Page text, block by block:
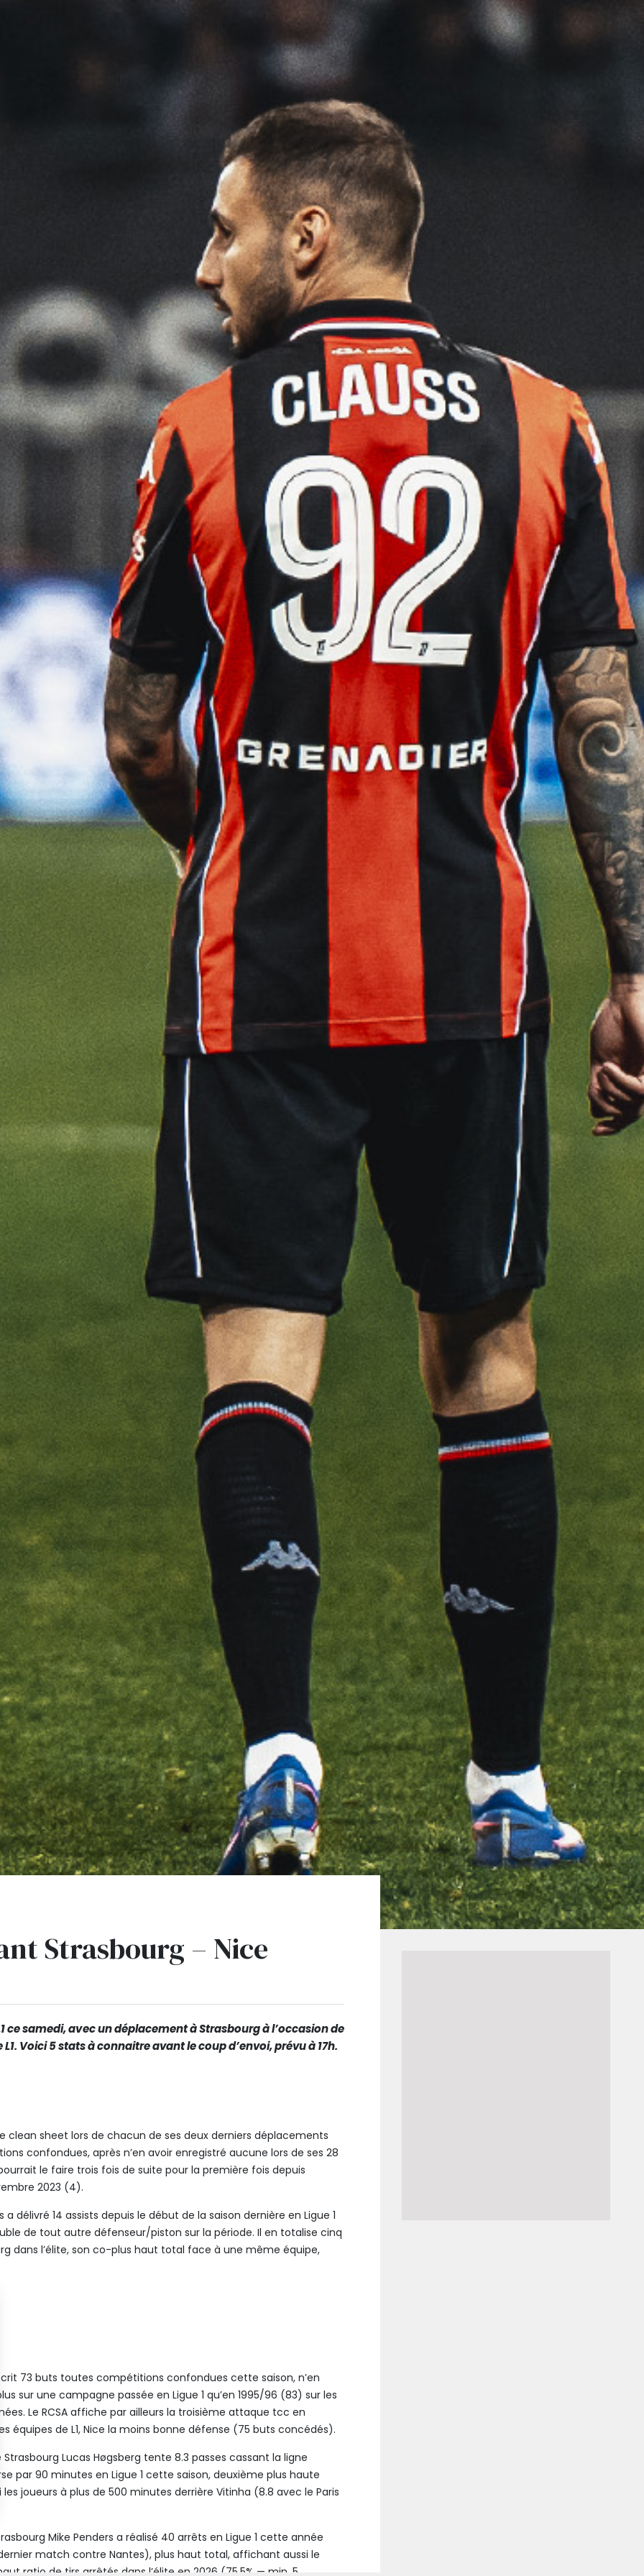
Strasbourg – Nice
ce samedi, avec un déplacement à Strasbourg à l’occasion de
Voici 5 stats à connaitre avant le coup d’envoi, prévu à 17h.
clean sheet lors de chacun de ses deux derniers déplacements
confondues, après n’en avoir enregistré aucune lors de ses 28
le faire trois fois de suite pour la première fois depuis
2023 (4).
a délivré 14 assists depuis le début de la saison dernière en Ligue 1
de tout autre défenseur/piston sur la période. Il en totalise cinq
dans l’élite, son co-plus haut total face à une même équipe,
73 buts toutes compétitions confondues cette saison, n’en
sur une campagne passée en Ligue 1 qu’en 1995/96 (83) sur les
Le RCSA affiche par ailleurs la troisième attaque tcc en
équipes de L1, Nice la moins bonne défense (75 buts concédés).
Lucas Høgsberg tente 8.3 passes cassant la ligne
par 90 minutes en Ligue 1 cette saison, deuxième plus haute
joueurs à plus de 500 minutes derrière Vitinha (8.8 avec le Paris
Mike Penders a réalisé 40 arrêts en Ligue 1 cette année
match contre Nantes), plus haut total, affichant aussi le
ratio de tirs arrêtés dans l’élite en 2026 (75.5% — min. 5